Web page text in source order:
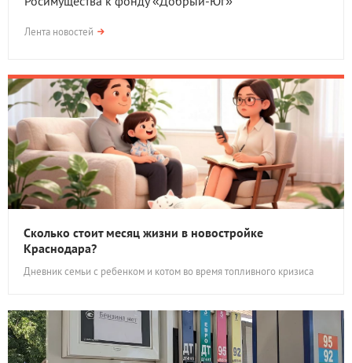
Лента новостей
Сколько стоит месяц жизни в новостройке
Краснодара?
Дневник семьи с ребенком и котом во время топливного кризиса